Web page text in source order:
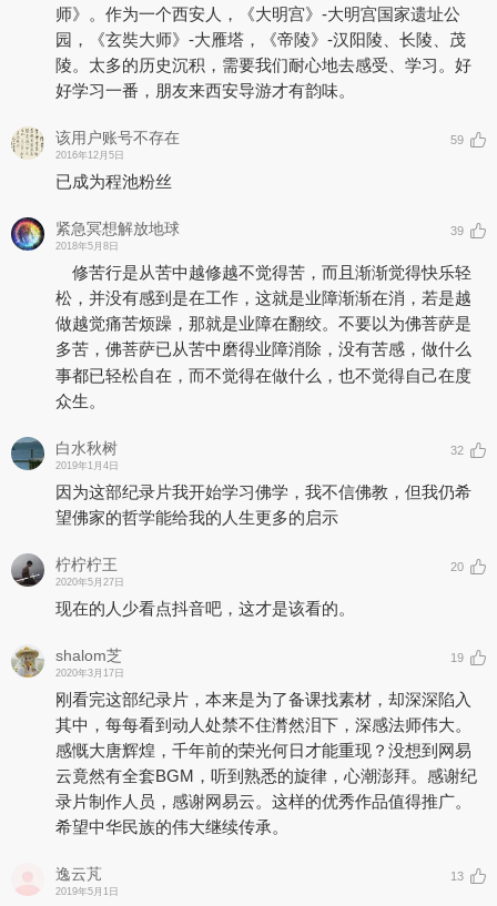
师》。作为一个西安人，《大明宫》-大明宫国家遗址公
园，《玄奘大师》-大雁塔，《帝陵》-汉阳陵、长陵、茂
陵。太多的历史沉积，需要我们耐心地去感受、学习。好
好学习一番，朋友来西安导游才有韵味。
该用户账号不存在
2016年12月5日
59
已成为程池粉丝
紧急冥想解放地球
2018年5月8日
39
修苦行是从苦中越修越不觉得苦，而且渐渐觉得快乐轻
松，并没有感到是在工作，这就是业障渐渐在消，若是越
做越觉痛苦烦躁，那就是业障在翻绞。不要以为佛菩萨是
多苦，佛菩萨已从苦中磨得业障消除，没有苦感，做什么
事都已轻松自在，而不觉得在做什么，也不觉得自己在度
众生。
白水秋树
2019年1月4日
32
因为这部纪录片我开始学习佛学，我不信佛教，但我仍希
望佛家的哲学能给我的人生更多的启示
柠柠柠王
2020年5月27日
20
现在的人少看点抖音吧，这才是该看的。
shalom芝
2020年3月17日
19
刚看完这部纪录片，本来是为了备课找素材，却深深陷入
其中，每每看到动人处禁不住潸然泪下，深感法师伟大。
感慨大唐辉煌，千年前的荣光何日才能重现？没想到网易
云竟然有全套BGM，听到熟悉的旋律，心潮澎拜。感谢纪
录片制作人员，感谢网易云。这样的优秀作品值得推广。
希望中华民族的伟大继续传承。
逸云芃
2019年5月1日
13